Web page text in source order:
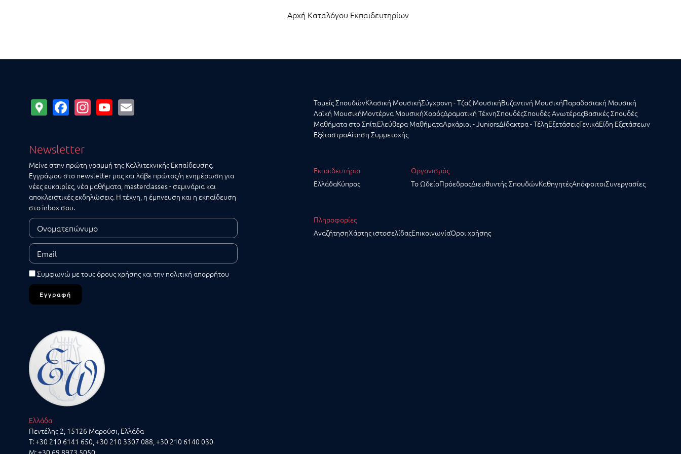
Αρχή Καταλόγου Εκπαιδευτηρίων
Google
Maps
Facebook
Instagram
YouTube
Newsletter
Μείνε στην πρώτη γραμμή της Καλλιτεχνικής Εκπαίδευσης.
Εγγράψου στο newsletter μας και λάβε πρώτος/η ενημέρωση για
νέες ευκαιρίες, νέα μαθήματα, masterclasses - σεμινάρια και
αποκλειστικές εκδηλώσεις. Η τέχνη, η έμπνευση και η εκπαίδευση
στο inbox σου.
Συμφωνώ με τουςόρους χρήσης και την πολιτική απορρήτου
Εγγραφή
Ελλάδα
Πεντέλης 2, 15126 Μαρούσι, Ελλάδα
T:+30 210 6141 650,+30 210 3307 088,+30 210 6140 030
M:+30 69 8973 5050
Τομείς ΣπουδώνΚλασική ΜουσικήΣύγχρονη - Τζαζ ΜουσικήΒυζαντινή ΜουσικήΠαραδοσιακή Μουσική
Λαϊκή ΜουσικήΜοντέρνα ΜουσικήΧορόςΔραματική ΤέχνηΣπουδέςΣπουδές ΑνωτέραςΒασικές Σπουδές
Μαθήματα στο ΣπίτιΕλεύθερα ΜαθήματαΑρχάριοι - JuniorsΔίδακτρα - ΤέληΕξετάσειςΓενικάΕίδη Εξετάσεων
ΕξέταστραΑίτηση Συμμετοχής
Εκπαιδευτήρια
ΕλλάδαΚύπρος
Οργανισμός
Το ΩδείοΠρόεδροςΔιευθυντής ΣπουδώνΚαθηγητέςΑπόφοιτοιΣυνεργασίες
Πληροφορίες
ΑναζήτησηΧάρτης ιστοσελίδαςΕπικοινωνίαΌροι χρήσης